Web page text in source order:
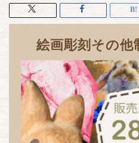
絵画彫刻その他